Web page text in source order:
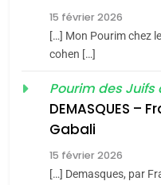
15 février 2026
[…] Mon Pourim chez
cohen […]
Pourim des Juifs
DEMASQUES –
Gabali
15 février 2026
[…] Demasques, par